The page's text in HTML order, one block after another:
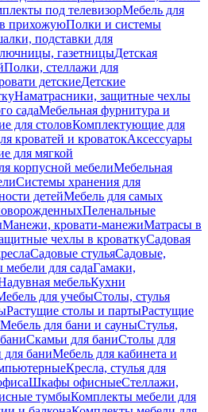
под телевизорМебель для
прихожуюПолки и системы
подставки для
газетницыДетская
Полки, стеллажи для
детскиеДетские
Наматрасники, защитные чехлы
садаМебельная фурнитура и
для столовКомплектующие для
кроватей и кроватокАксессуары
для мягкой
корпусной мебелиМебельная
Системы хранения для
детейМебель для самых
Пеленальные
Манежи, кровати-манежиМатрасы в
чехлы в кроваткуСадовая
Садовые стульяСадовые,
для садаГамаки,
мебельКухни
для учебыСтолы, стулья
Растущие столы и партыРастущие
Мебель для бани и сауныСтулья,
Скамьи для баниСтолы для
баниМебель для кабинета и
Кресла, стулья для
Шкафы офисныеСтеллажи,
тумбыКомплекты мебели для